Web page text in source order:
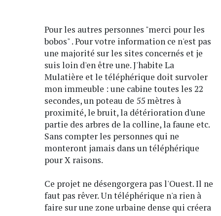
Pour les autres personnes "merci pour les
bobos" . Pour votre information ce n'est pas
une majorité sur les sites concernés et je
suis loin d'en être une. J'habite La
Mulatière et le téléphérique doit survoler
mon immeuble : une cabine toutes les 22
secondes, un poteau de 55 mètres à
proximité, le bruit, la détérioration d'une
partie des arbres de la colline, la faune etc.
Sans compter les personnes qui ne
monteront jamais dans un téléphérique
pour X raisons.
Ce projet ne désengorgera pas l'Ouest. Il ne
faut pas rêver. Un téléphérique n'a rien à
faire sur une zone urbaine dense qui créera